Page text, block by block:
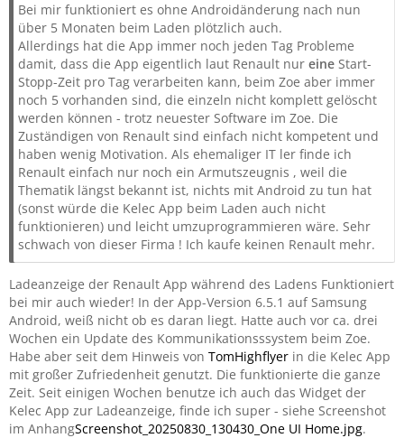
Bei mir funktioniert es ohne Androidänderung nach nun
über 5 Monaten beim Laden plötzlich auch.
Allerdings hat die App immer noch jeden Tag Probleme
damit, dass die App eigentlich laut Renault nur eine Start-
Stopp-Zeit pro Tag verarbeiten kann, beim Zoe aber immer
noch 5 vorhanden sind, die einzeln nicht komplett gelöscht
werden können - trotz neuester Software im Zoe. Die
Zuständigen von Renault sind einfach nicht kompetent und
haben wenig Motivation. Als ehemaliger IT ler finde ich
Renault einfach nur noch ein Armutszeugnis , weil die
Thematik längst bekannt ist, nichts mit Android zu tun hat
(sonst würde die Kelec App beim Laden auch nicht
funktionieren) und leicht umzuprogrammieren wäre. Sehr
schwach von dieser Firma ! Ich kaufe keinen Renault mehr.
Ladeanzeige der Renault App während des Ladens Funktioniert
bei mir auch wieder! In der App-Version 6.5.1 auf Samsung
Android, weiß nicht ob es daran liegt. Hatte auch vor ca. drei
Wochen ein Update des Kommunikationsssystem beim Zoe.
Habe aber seit dem Hinweis von TomHighflyer in die Kelec App
mit großer Zufriedenheit genutzt. Die funktionierte die ganze
Zeit. Seit einigen Wochen benutze ich auch das Widget der
Kelec App zur Ladeanzeige, finde ich super - siehe Screenshot
im AnhangScreenshot_20250830_130430_One UI Home.jpg.